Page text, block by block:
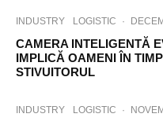
INDUSTRY LOGISTIC ·
CAMERA INTELIGENTĂ
IMPLICĂ OAMENI ÎN
STIVUITORUL
INDUSTRY LOGISTIC ·